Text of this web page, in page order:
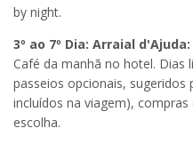
by night.
3º ao 7º Dia: Arraial d'Ajuda:
Café da manhã no hotel. Dias
passeios opcionais, sugeridos
incluídos na viagem),
escolha.